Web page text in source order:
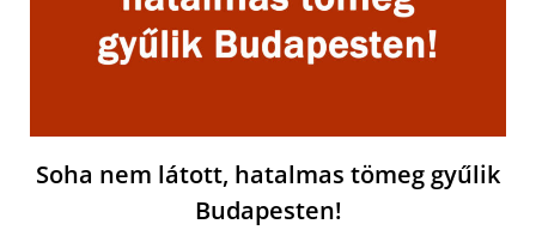
Soha nem látott, hatalmas tömeg gyűlik
Budapesten!